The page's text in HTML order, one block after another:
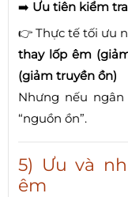
➡️ Ưu tiên kiểm
👉 Thực tế tối ưu
thay lốp êm
(giảm truyền ồn)
Nhưng nếu
“nguồn ồn”.
5) Ưu và
êm